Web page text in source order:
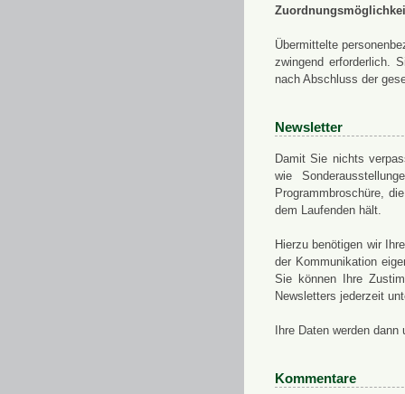
Übermittelte
zwingend erforderlich.
nach Abschluss der
Newsletter
Damit Sie nichts
wie
Programmbroschüre,
dem Laufenden hält.
Hierzu benötigen wir
der Kommunikation
Sie können Ihre
Newsletters jederzeit
Ihre Daten werden
Kommentare